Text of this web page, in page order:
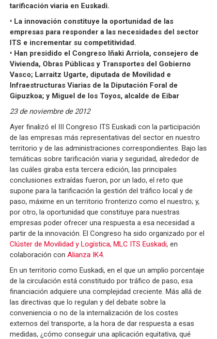
tarificación viaria en Euskadi.
• La innovación constituye la oportunidad de las
empresas para responder a las necesidades del sector
ITS e incrementar su competitividad.
• Han presidido el Congreso Iñaki Arriola, consejero de
Vivienda, Obras Públicas y Transportes del Gobierno
Vasco; Larraitz Ugarte, diputada de Movilidad e
Infraestructuras Viarias de la Diputación Foral de
Gipuzkoa; y Miguel de los Toyos, alcalde de Eibar
23 de noviembre de 2012
Ayer finalizó el III Congreso ITS Euskadi con la participación
de las empresas más representativas del sector en nuestro
territorio y de las administraciones correspondientes. Bajo las
temáticas sobre tarificación viaria y seguridad, alrededor de
las cuáles giraba esta tercera edición, las principales
conclusiones extraídas fueron, por un lado, el reto que
supone para la tarificación la gestión del tráfico local y de
paso, máxime en un territorio fronterizo como el nuestro; y,
por otro, la oportunidad que constituye para nuestras
empresas poder ofrecer una respuesta a esa necesidad a
partir de la innovación. El Congreso ha sido organizado por el
Clúster de Movilidad y Logística, MLC ITS Euskadi, en
colaboración con Alianza IK4.
En un territorio como Euskadi, en el que un amplio porcentaje
de la circulación está constituido por tráfico de paso, esa
financiación adquiere una complejidad creciente. Más allá de
las directivas que lo regulan y del debate sobre la
conveniencia o no de la internalización de los costes
externos del transporte, a la hora de dar respuesta a esas
medidas, ¿cómo conseguir una aplicación equitativa, qué